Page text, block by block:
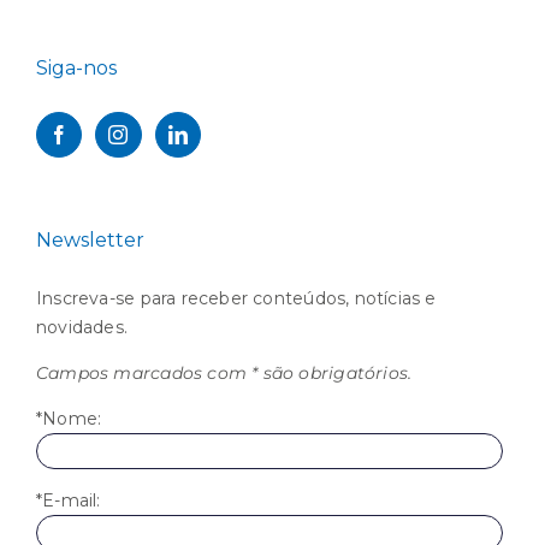
Siga-nos
Newsletter
Inscreva-se para receber conteúdos, notícias e
novidades.
Campos marcados com * são obrigatórios.
*Nome:
*E-mail: